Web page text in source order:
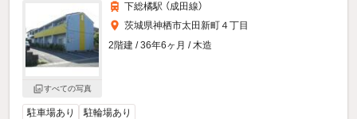
すべての写真
下総橘駅 （成田線）
茨城県神栖市太田新町４丁目
2階建 / 36年6ヶ月 / 木造
駐車場あり 駐輪場あり